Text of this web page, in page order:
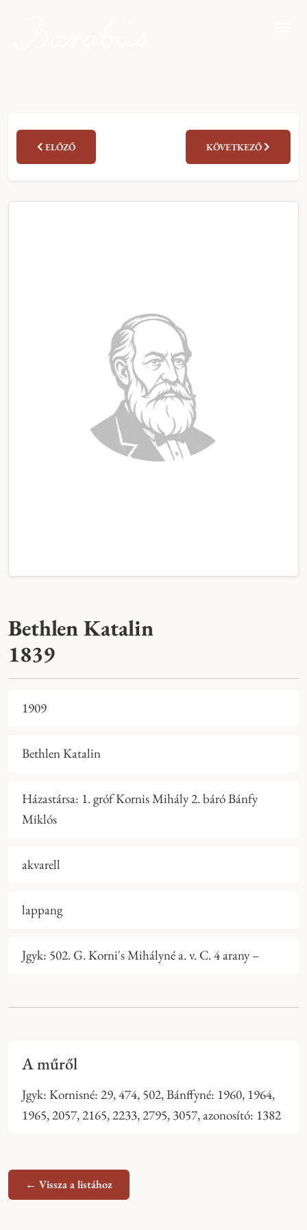
ELŐZŐ KÖVETKEZŐ
Bethlen Katalin
1839
1909
Bethlen Katalin
Házastársa: 1. gróf Kornis Mihály 2. báró Bánfy
Miklós
akvarell
lappang
Jgyk: 502. G. Korni's Mihályné a. v. C. 4 arany –
A műről
Jgyk: Kornisné: 29, 474, 502, Bánffyné: 1960, 1964,
1965, 2057, 2165, 2233, 2795, 3057, azonosító: 1382
← Vissza a listához